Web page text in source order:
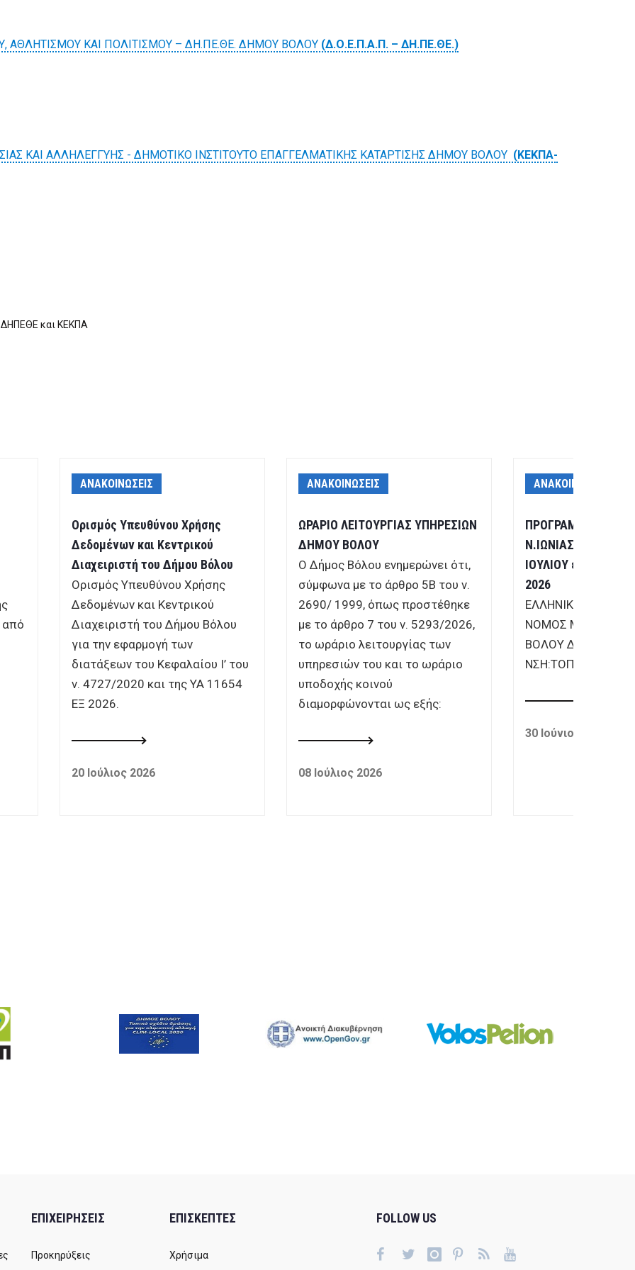
ΑΘΛΗΤΙΣΜΟΥ ΚΑΙ ΠΟΛΙΤΙΣΜΟΥ – ΔΗ.ΠΕ.ΘΕ. ΔΗΜΟΥ ΒΟΛΟΥ (Δ.Ο.Ε.Π.Α.Π. – ΔΗ.ΠΕ.ΘΕ.)
ΚΑΙ ΑΛΛΗΛΕΓΓΥΗΣ - ΔΗΜΟΤΙΚΟ ΙΝΣΤΙΤΟΥΤΟ ΕΠΑΓΓΕΛΜΑΤΙΚΗΣ ΚΑΤΑΡΤΙΣΗΣ ΔΗΜΟΥ ΒΟΛΟΥ (ΚΕΚΠΑ-
και ΚΕΚΠΑ
από
ΑΝΑΚΟΙΝΩΣΕΙΣ
Ορισμός Υπευθύνου Χρήσης
Δεδομένων και Κεντρικού
Διαχειριστή του Δήμου Βόλου
Ορισμός Υπευθύνου Χρήσης
Δεδομένων και Κεντρικού
Διαχειριστή του Δήμου Βόλου
για την εφαρμογή των
διατάξεων του Κεφαλαίου Ι’ του
ν. 4727/2020 και της ΥΑ 11654
ΕΞ 2026.
20 Ιούλιος 2026
ΑΝΑΚΟΙΝΩΣΕΙΣ
ΩΡΑΡΙΟ ΛΕΙΤΟΥΡΓΙΑΣ ΥΠΗΡΕΣΙΩΝ
ΔΗΜΟΥ ΒΟΛΟΥ
Ο Δήμος Βόλου ενημερώνει ότι,
σύμφωνα με το άρθρο 5Β του ν.
2690/ 1999, όπως προστέθηκε
με το άρθρο 7 του ν. 5293/2026,
το ωράριο λειτουργίας των
υπηρεσιών του και το ωράριο
υποδοχής κοινού
διαμορφώνονται ως εξής:
08 Ιούλιος 2026
ΑΝΑΚΟΙΝΩΣΕΙΣ
ΠΡΟΓΡΑΜΜΑ
Ν.ΙΩΝΙΑΣ για το
ΙΟΥΛΙΟΥ έως 30
2026
ΕΛΛΗΝΙΚΗ
ΝΟΜΟΣ
ΒΟΛΟΥ Δ/
30 Ιούνιος 2026
ΕΠΙΧΕΙΡΗΣΕΙΣ
Προκηρύξεις
ΕΠΙΣΚΕΠΤΕΣ
Χρήσιμα
FOLLOW US